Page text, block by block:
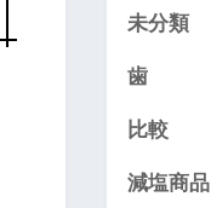
未分類
歯
比較
減塩商品